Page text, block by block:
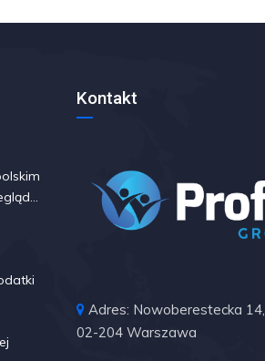
Kontakt
Adres: Nowoberestecka 14,
02-204 Warszawa